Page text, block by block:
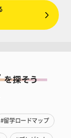
#留学ロードマップ